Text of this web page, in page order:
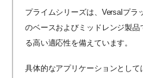
プライムシリーズは、Versalプラ
のベースおよびミッドレンジ製
る高い適応性を備えています。
具体的なアプリケーションとして